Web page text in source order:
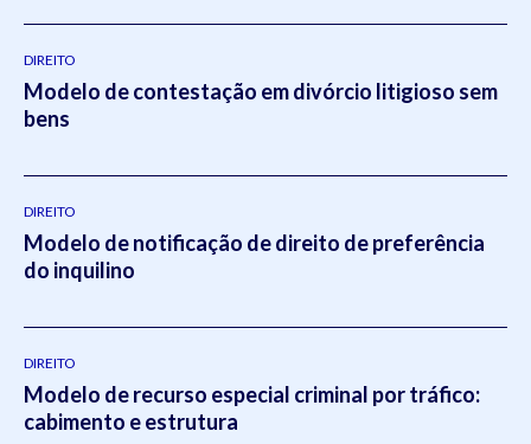
DIREITO
Modelo de contestação em divórcio litigioso sem
bens
DIREITO
Modelo de notificação de direito de preferência
do inquilino
DIREITO
Modelo de recurso especial criminal por tráfico:
cabimento e estrutura